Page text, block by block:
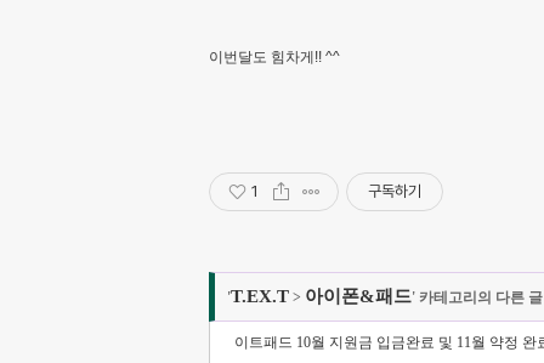
이번달도 힘차게!! ^^
1 구독하기
'T.EX.T > 아이폰&패드' 카테고리의 다른 글
이트패드 10월 지원금 입금완료 및 11월 약정 완